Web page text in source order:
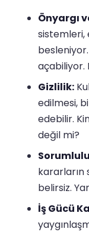
Önyargı
sistemleri,
açabiliyor.
Gizlilik:
edilmesi,
edebilir.
değil mi?
kararların
belirsiz.
İş Gücü